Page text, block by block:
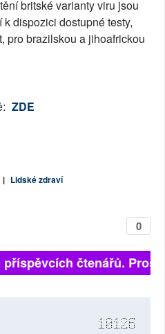
britské varianty viru jsou
dispozici dostupné testy,
pro brazilskou a jihoafrickou
ZDE
| Lidské zdraví
0
čtenářů.
10126